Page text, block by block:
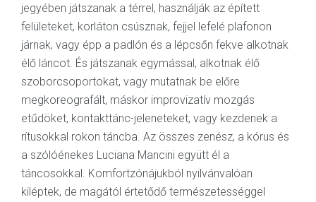
jegyében játszanak a térrel, használják az épített
felületeket, korláton csúsznak, fejjel lefelé plafonon
járnak, vagy épp a padlón és a lépcsőn fekve alkotnak
élő láncot. És játszanak egymással, alkotnak élő
szoborcsoportokat, vagy mutatnak be előre
megkoreografált, máskor improvizatív mozgás
etűdöket, kontakttánc-jeleneteket, vagy kezdenek a
rítusokkal rokon táncba. Az összes zenész, a kórus és
a szólóénekes Luciana Mancini együtt él a
táncosokkal. Komfortzónájukból nyilvánvalóan
kiléptek, de magától értetődő természetességgel